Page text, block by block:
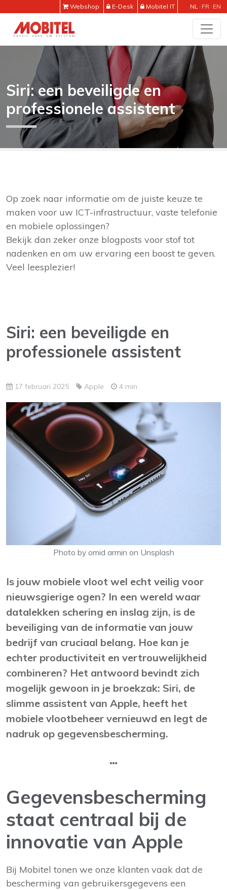
NL FR EN
Webshop E-Desk Mobitel IT
Siri: een beveiligde en
professionele assistent
Op zoek naar informatie om de juiste keuze te
maken voor uw ICT-infrastructuur, vaste telefonie
en mobiele oplossingen?
Bekijk dan zeker onze blogposts voor stof tot
nadenken en om uw ervaring een boost te geven.
Veel leesplezier!
Siri: een beveiligde en
professionele assistent
17 februari 2025 Apple 4 min
Photo by omid armin on Unsplash
Is jouw mobiele vloot wel echt veilig voor
nieuwsgierige ogen? In een wereld waar
datalekken schering en inslag zijn, is de
beveiliging van de informatie van jouw
bedrijf van cruciaal belang. Hoe kan je
echter productiviteit en vertrouwelijkheid
combineren? Het antwoord bevindt zich
mogelijk gewoon in je broekzak: Siri, de
slimme assistent van Apple, heeft het
mobiele vlootbeheer vernieuwd en legt de
nadruk op gegevensbescherming.
Gegevensbescherming
staat centraal bij de
innovatie van Apple
Bij Mobitel tonen we onze klanten vaak dat de
bescherming van gebruikersgegevens een